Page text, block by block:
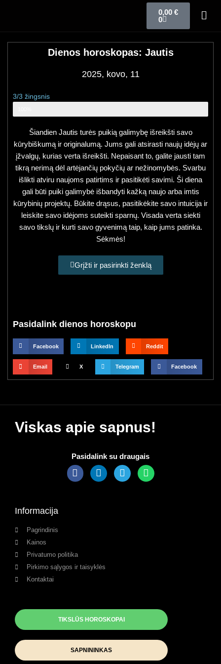
0,00 €
0
Dienos horoskopas: Jautis
2025, kovo, 11
3/3 žingsnis
Šiandien Jautis turės puikią galimybę išreikšti savo
kūrybiškumą ir originalumą. Jums gali atsirasti naujų idėjų ar
įžvalgų, kurias verta išreikšti. Nepaisant to, galite jausti tam
tikrą nerimą dėl artėjančių pokyčių ar nežinomybės. Svarbu
išlikti atviru naujoms patirtims ir pasitikėti savimi. Ši diena
gali būti puiki galimybė išbandyti kažką naujo arba imtis
kūrybinių projektų. Būkite drąsus, pasitikėkite savo intuicija ir
leiskite savo idėjoms suteikti sparnų. Visada verta siekti
savo tikslų ir kurti savo gyvenimą taip, kaip jums patinka.
Sėkmės!
Grįžti ir pasirinkti ženklą
Pasidalink dienos horoskopu
Facebook LinkedIn Reddit
Email X Telegram Facebook
Viskas apie sapnus!
Pasidalink su draugais
Informacija
Pagrindinis
Kainos
Privatumo politika
Pirkimo sąlygos ir taisyklės
Kontaktai
TIKSLŪS HOROSKOPAI
SAPNININKAS